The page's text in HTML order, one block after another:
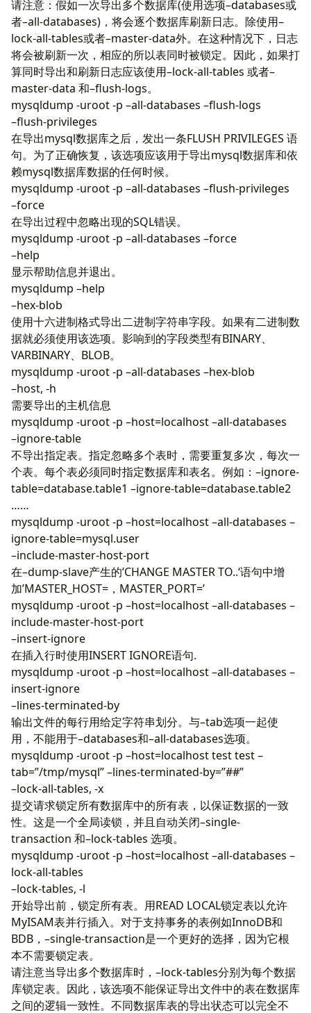
请注意：假如一次导出多个数据库(使用选项–databases或
者–all-databases)，将会逐个数据库刷新日志。除使用–
lock-all-tables或者–master-data外。在这种情况下，日志
将会被刷新一次，相应的所以表同时被锁定。因此，如果打
算同时导出和刷新日志应该使用–lock-all-tables 或者–
master-data 和–flush-logs。
mysqldump -uroot -p –all-databases –flush-logs
–flush-privileges
在导出mysql数据库之后，发出一条FLUSH PRIVILEGES 语
句。为了正确恢复，该选项应该用于导出mysql数据库和依
赖mysql数据库数据的任何时候。
mysqldump -uroot -p –all-databases –flush-privileges
–force
在导出过程中忽略出现的SQL错误。
mysqldump -uroot -p –all-databases –force
–help
显示帮助信息并退出。
mysqldump –help
–hex-blob
使用十六进制格式导出二进制字符串字段。如果有二进制数
据就必须使用该选项。影响到的字段类型有BINARY、
VARBINARY、BLOB。
mysqldump -uroot -p –all-databases –hex-blob
–host, -h
需要导出的主机信息
mysqldump -uroot -p –host=localhost –all-databases
–ignore-table
不导出指定表。指定忽略多个表时，需要重复多次，每次一
个表。每个表必须同时指定数据库和表名。例如：–ignore-
table=database.table1 –ignore-table=database.table2
……
mysqldump -uroot -p –host=localhost –all-databases –
ignore-table=mysql.user
–include-master-host-port
在–dump-slave产生的’CHANGE MASTER TO..‘语句中增
加’MASTER_HOST=，MASTER_PORT=’
mysqldump -uroot -p –host=localhost –all-databases –
include-master-host-port
–insert-ignore
在插入行时使用INSERT IGNORE语句.
mysqldump -uroot -p –host=localhost –all-databases –
insert-ignore
–lines-terminated-by
输出文件的每行用给定字符串划分。与–tab选项一起使
用，不能用于–databases和–all-databases选项。
mysqldump -uroot -p –host=localhost test test –
tab=”/tmp/mysql” –lines-terminated-by=”##”
–lock-all-tables, -x
提交请求锁定所有数据库中的所有表，以保证数据的一致
性。这是一个全局读锁，并且自动关闭–single-
transaction 和–lock-tables 选项。
mysqldump -uroot -p –host=localhost –all-databases –
lock-all-tables
–lock-tables, -l
开始导出前，锁定所有表。用READ LOCAL锁定表以允许
MyISAM表并行插入。对于支持事务的表例如InnoDB和
BDB，–single-transaction是一个更好的选择，因为它根
本不需要锁定表。
请注意当导出多个数据库时，–lock-tables分别为每个数据
库锁定表。因此，该选项不能保证导出文件中的表在数据库
之间的逻辑一致性。不同数据库表的导出状态可以完全不